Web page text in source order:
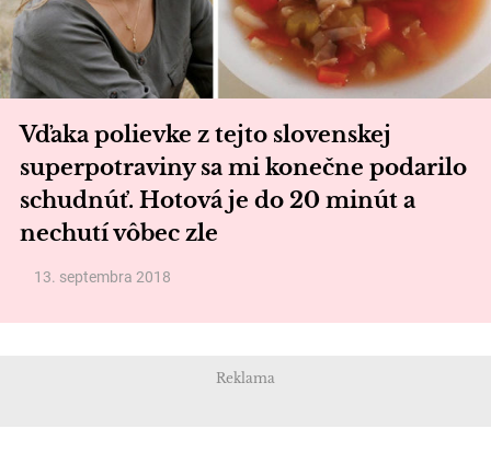
Vďaka polievke z tejto slovenskej
superpotraviny sa mi konečne podarilo
schudnúť. Hotová je do 20 minút a
nechutí vôbec zle
13. septembra 2018
Reklama